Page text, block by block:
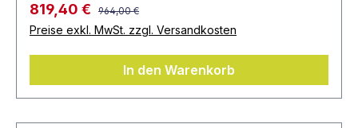
819,40 € 964,00 €
Preise exkl. MwSt. zzgl. Versandkosten
In den Warenkorb